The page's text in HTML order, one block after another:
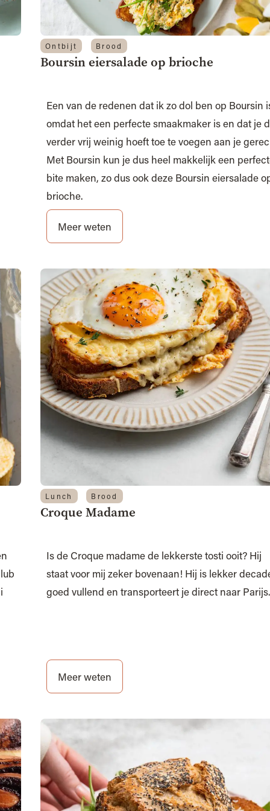
Ontbijt Brood
Boursin eiersalade op brioche
Een van de redenen dat ik zo dol ben op Boursin
omdat het een perfecte smaakmaker is en dat je
verder vrij weinig hoeft toe te voegen aan je
Met Boursin kun je dus heel makkelijk een
bite maken, zo dus ook deze Boursin eiersalade
brioche.
Meer weten
Lunch Brood
Croque Madame
Is de Croque madame de lekkerste tosti ooit? Hij
staat voor mij zeker bovenaan! Hij is lekker
goed vullend en transporteert je direct naar Parijs.
Meer weten